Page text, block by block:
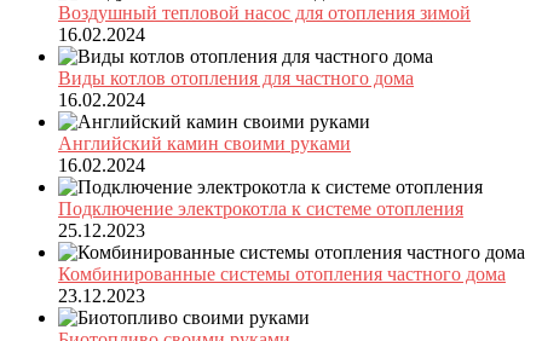
Воздушный тепловой насос для отопления зимой
16.02.2024
Виды котлов отопления для частного дома
16.02.2024
Английский камин своими руками
16.02.2024
Подключение электрокотла к системе отопления
25.12.2023
Комбинированные системы отопления частного дома
23.12.2023